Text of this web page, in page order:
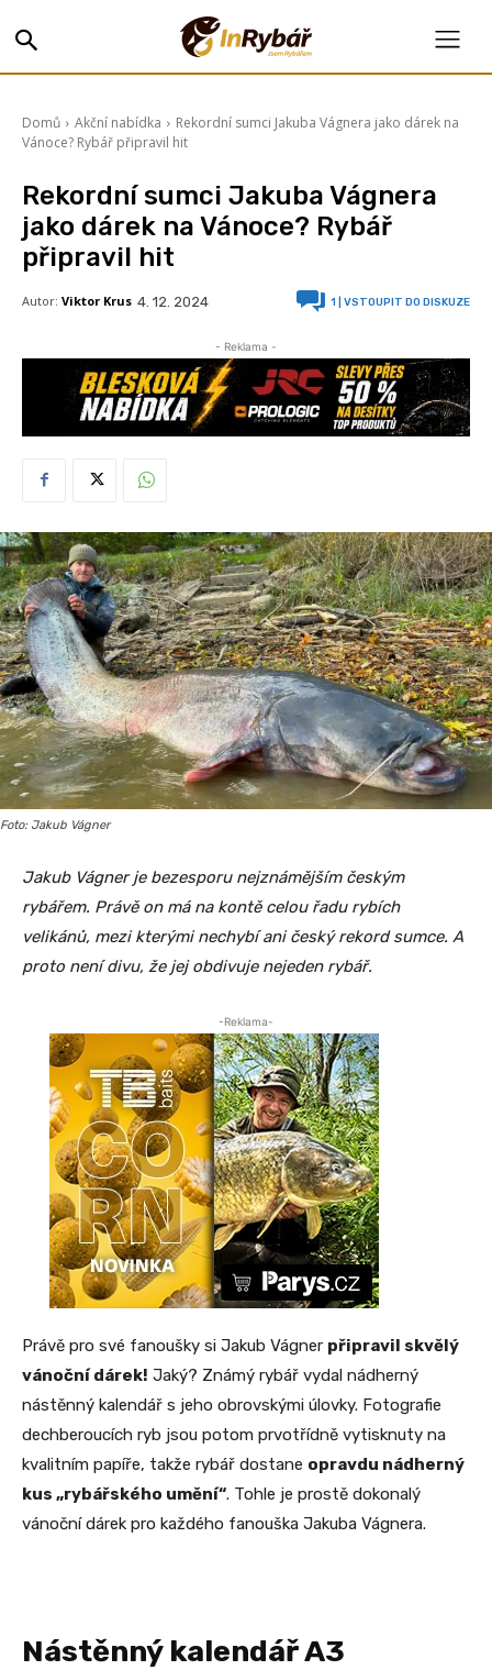
Domů Akční nabídka
Rekordní sumci Jakuba Vágnera jako dárek na
Vánoce? Rybář připravil hit
Rekordní sumci Jakuba Vágnera
jako dárek na Vánoce? Rybář
připravil hit
Autor: Viktor Krus 4. 12. 2024 1 | VSTOUPIT DO DISKUZE
- Reklama -
Foto: Jakub Vágner
Jakub Vágner je bezesporu nejznámějším českým
rybářem. Právě on má na kontě celou řadu rybích
velikánů, mezi kterými nechybí ani český rekord sumce. A
proto není divu, že jej obdivuje nejeden rybář.
-Reklama-
Právě pro své fanoušky si Jakub Vágner připravil skvělý
vánoční dárek! Jaký? Známý rybář vydal nádherný
nástěnný kalendář s jeho obrovskými úlovky. Fotografie
dechberoucích ryb jsou potom prvotřídně vytisknuty na
kvalitním papíře, takže rybář dostane opravdu nádherný
kus „rybářského umění“. Tohle je prostě dokonalý
vánoční dárek pro každého fanouška Jakuba Vágnera.
Nástěnný kalendář A3